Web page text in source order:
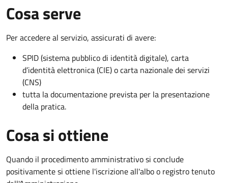
Cosa serve
Per accedere al servizio, assicurati di avere:
SPID (sistema pubblico di identità digitale), carta
d’identità elettronica (CIE) o carta nazionale dei servizi
(CNS)
tutta la documentazione prevista per la presentazione
della pratica.
Cosa si ottiene
Quando il procedimento amministrativo si conclude
positivamente si ottiene l'iscrizione all'albo o registro tenuto